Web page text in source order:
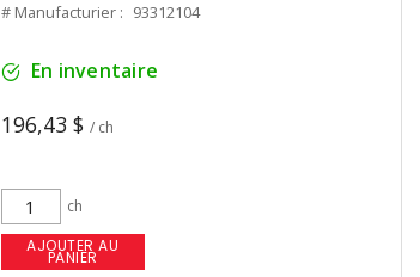
# Manufacturier : 93312104
En inventaire
196,43 $ / ch
ch
AJOUTER AU
PANIER